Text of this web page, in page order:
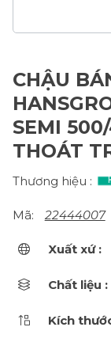
CHẬU
SEMI
THOÁT
Thương hiệu :
Mã: 22444007
Xuất xứ :
Chất liệu :
Kích